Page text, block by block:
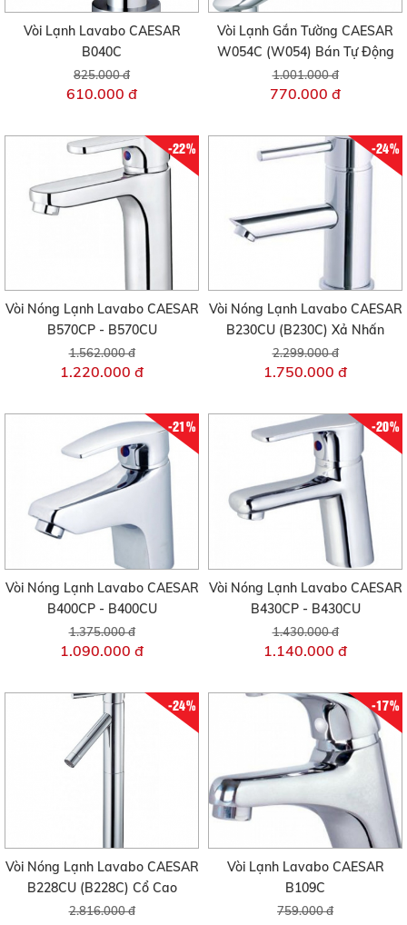
Vòi Lạnh Lavabo CAESAR
B040C
825.000 đ
610.000 đ
Vòi Lạnh Gắn Tường CAESAR
W054C (W054) Bán Tự Động
1.001.000 đ
770.000 đ
-22%
Vòi Nóng Lạnh Lavabo CAESAR
B570CP - B570CU
1.562.000 đ
1.220.000 đ
-24%
Vòi Nóng Lạnh Lavabo CAESAR
B230CU (B230C) Xả Nhấn
2.299.000 đ
1.750.000 đ
-21%
Vòi Nóng Lạnh Lavabo CAESAR
B400CP - B400CU
1.375.000 đ
1.090.000 đ
-20%
Vòi Nóng Lạnh Lavabo CAESAR
B430CP - B430CU
1.430.000 đ
1.140.000 đ
-24%
Vòi Nóng Lạnh Lavabo CAESAR
B228CU (B228C) Cổ Cao
2.816.000 đ
-17%
Vòi Lạnh Lavabo CAESAR
B109C
759.000 đ